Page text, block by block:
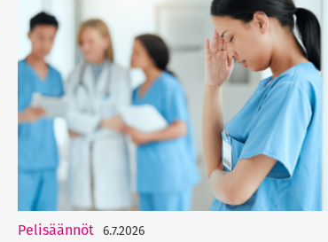
Pelisäännöt 6.7.2026